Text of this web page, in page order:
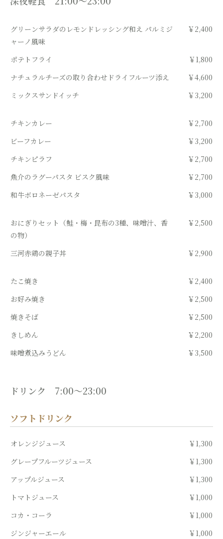
グリーンサラダのレモンドレッシング和え パルミジ
ャーノ風味
￥2,400
ポテトフライ
￥1,800
ナチュラルチーズの取り合わせドライフルーツ添え
￥4,600
ミックスサンドイッチ
￥3,200
チキンカレー
￥2,700
ビーフカレー
￥3,200
チキンピラフ
￥2,700
魚介のラグーパスタ ビスク風味
￥2,700
和牛ボロネーゼパスタ
￥3,000
おにぎりセット（鮭・梅・昆布の3種、味噌汁、香
の物）
￥2,500
三河赤鶏の親子丼 ￥2,900
たこ焼き
￥2,400
お好み焼き
￥2,500
焼きそば
￥2,500
きしめん
￥2,200
味噌煮込みうどん
￥3,500
ドリンク 7:00～23:00
ソフトドリンク
オレンジジュース
￥1,300
グレープフルーツジュース
￥1,300
アップルジュース
￥1,300
トマトジュース
￥1,000
コカ・コーラ
￥1,000
ジンジャーエール
￥1,000